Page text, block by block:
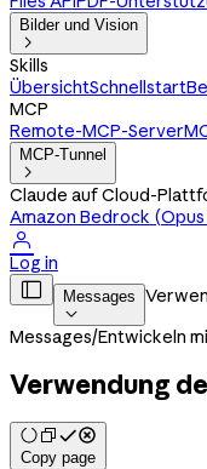
Bilder und Vision

Skills
ÜbersichtSchnellstart
MCP
Remote-MCP-Server
MCP-Tunnel

Claude auf Cloud-
Amazon Bedrock

Log in
 Messages

Messages/Entwickeln
Verwendung
Copy page